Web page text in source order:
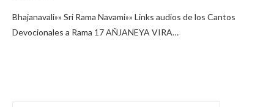
Bhajanavali»» Sri Rama Navami»» Links audios de los Cantos
Devocionales a Rama 17 AÑJANEYA VIRA…